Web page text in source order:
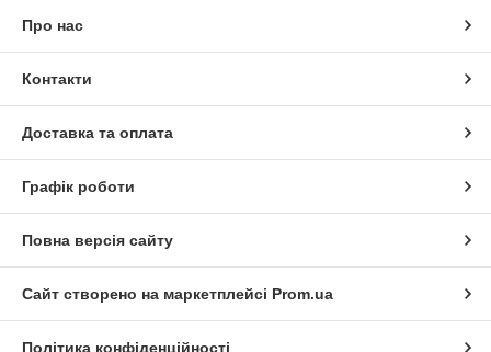
Про нас
Контакти
Доставка та оплата
Графік роботи
Повна версія сайту
Сайт створено на маркетплейсі Prom.ua
Політика конфіденційності